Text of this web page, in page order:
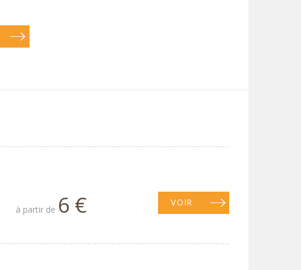
à partir de 6 € VOIR